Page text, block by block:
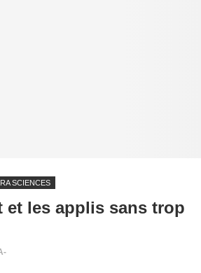
SCIENCES
et les applis sans trop